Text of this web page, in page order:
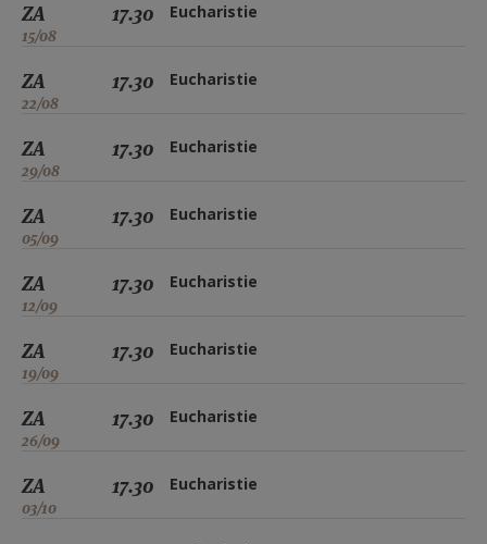
ZA
15/08
17.30 Eucharistie
ZA
22/08
17.30 Eucharistie
ZA
29/08
17.30 Eucharistie
ZA
05/09
17.30 Eucharistie
ZA
12/09
17.30 Eucharistie
ZA
19/09
17.30 Eucharistie
ZA
26/09
17.30 Eucharistie
ZA
03/10
17.30 Eucharistie